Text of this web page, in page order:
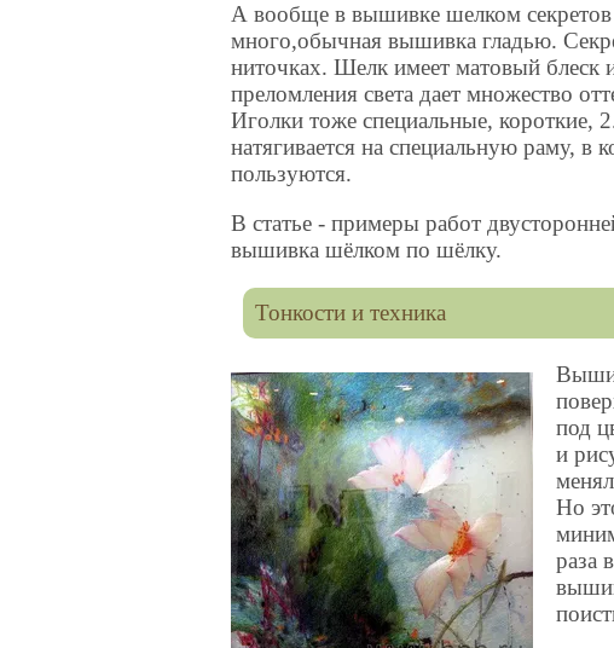
А вообще в вышивке шелком
много,обычная вышивка гладью.
ниточках. Шелк имеет матовый блеск
преломления света дает множество
Иголки тоже специальные, короткие,
натягивается на специальную раму,
пользуются.
В статье - примеры работ
вышивка шёлком по шёлку.
Тонкости и техника
под
и
Но
раза